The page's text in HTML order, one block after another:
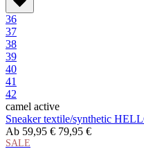
36
37
38
39
40
41
42
camel active
Sneaker textile/synthetic
Ab 59,95 € 79,95 €
SALE